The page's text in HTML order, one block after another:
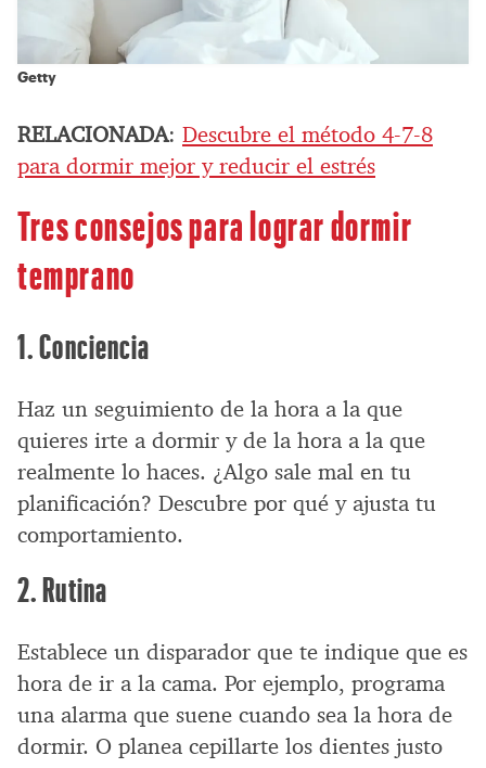
Getty
RELACIONADA: Descubre el método 4-7-8
para dormir mejor y reducir el estrés
Tres consejos para lograr dormir
temprano
1. Conciencia
Haz un seguimiento de la hora a la que
quieres irte a dormir y de la hora a la que
realmente lo haces. ¿Algo sale mal en tu
planificación? Descubre por qué y ajusta tu
comportamiento.
2. Rutina
Establece un disparador que te indique que es
hora de ir a la cama. Por ejemplo, programa
una alarma que suene cuando sea la hora de
dormir. O planea cepillarte los dientes justo